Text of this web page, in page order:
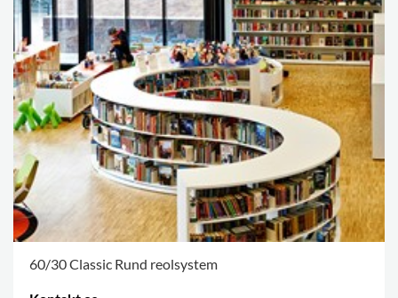
60/30 Classic Rund reolsystem